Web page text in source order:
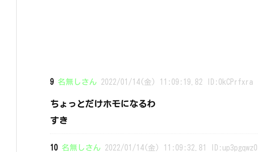
9 名無しさん 2022/01/14(金) 11:09:19.82 ID:0kCPrfxra
ちょっとだけホモになるわ
すき
10 名無しさん 2022/01/14(金) 11:09:32.81 ID:up3pgqwz0